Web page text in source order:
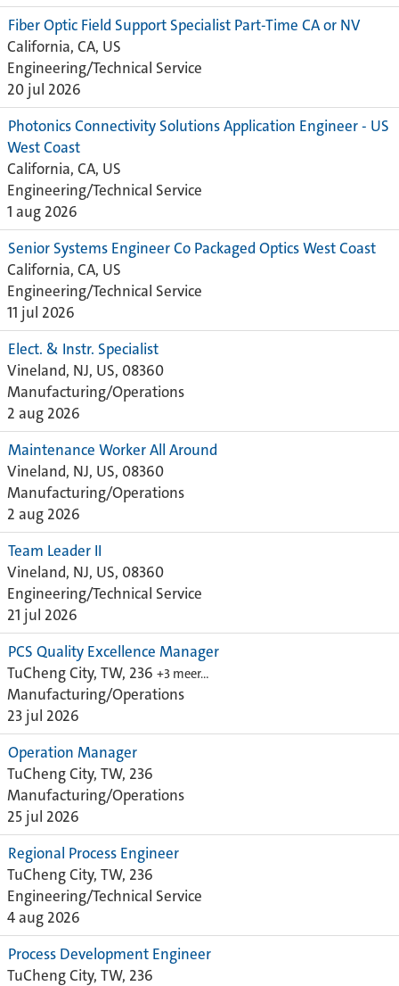
Fiber Optic Field Support Specialist Part-Time CA or NV
California, CA, US
Engineering/Technical Service
20 jul 2026
Photonics Connectivity Solutions Application Engineer - US
West Coast
California, CA, US
Engineering/Technical Service
1 aug 2026
Senior Systems Engineer Co Packaged Optics West Coast
California, CA, US
Engineering/Technical Service
11 jul 2026
Elect. & Instr. Specialist ‎
Vineland, NJ, US, 08360
Manufacturing/Operations
2 aug 2026
Maintenance Worker All Around
Vineland, NJ, US, 08360
Manufacturing/Operations
2 aug 2026
Team Leader II
Vineland, NJ, US, 08360
Engineering/Technical Service
21 jul 2026
PCS Quality Excellence Manager
TuCheng City, TW, 236 +3 meer…
Manufacturing/Operations
23 jul 2026
Operation Manager
TuCheng City, TW, 236
Manufacturing/Operations
25 jul 2026
Regional Process Engineer
TuCheng City, TW, 236
Engineering/Technical Service
4 aug 2026
Process Development Engineer
TuCheng City, TW, 236